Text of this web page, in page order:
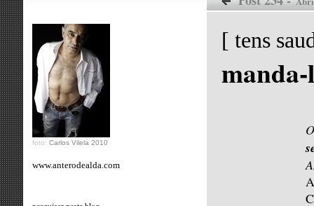
foto: Carlos Vilela 2010
www.anterodealda.com
[ tens